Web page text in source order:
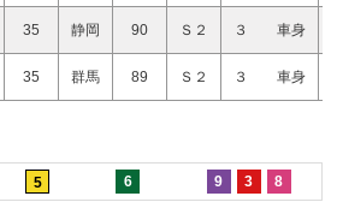
35 静岡 90 Ｓ２ ３ 車身
35 群馬 89 Ｓ２ ３ 車身
5 6 9 3 8